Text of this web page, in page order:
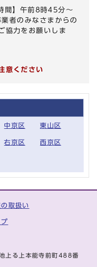
】午前8時45分～
者のみなさまからの
協力をお願いしま
意ください
中京区 東山区
右京区 西京区
取扱い
上る上本能寺前町488番